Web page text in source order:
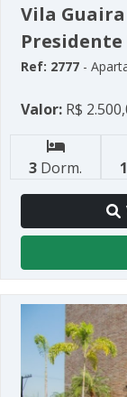
Vila Guaira
Presidente
Ref: 2777 -
Valor: R$
3 Dorm. 1